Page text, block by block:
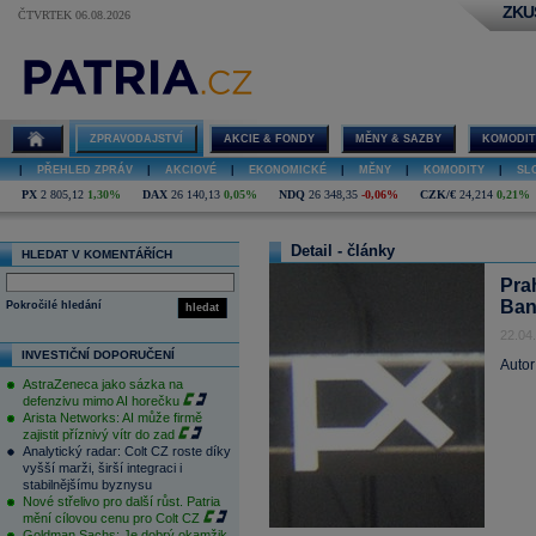
ČTVRTEK 06.08.2026
ZPRAVODAJSTVÍ AKCIE & FONDY MĚNY & SAZBY
PŘEHLED ZPRÁV AKCIOVÉ EKONOMICKÉ MĚNY KOMODITY
PX 2 805,12 1,30% DAX 26 140,13 0,05% NDQ 26 348,35 -0,06% CZK/€ 24,214 0,21%
HLEDAT V KOMENTÁŘÍCH
hledat
Pokročilé hledání
INVESTIČNÍ DOPORUČENÍ
AstraZeneca jako sázka na
defenzivu mimo AI horečku
Arista Networks: AI může firmě
zajistit příznivý vítr do zad
Analytický radar: Colt CZ roste díky
vyšší marži, širší integraci i
stabilnějšímu byznysu
Nové střelivo pro další růst. Patria
mění cílovou cenu pro Colt CZ
Detail - články